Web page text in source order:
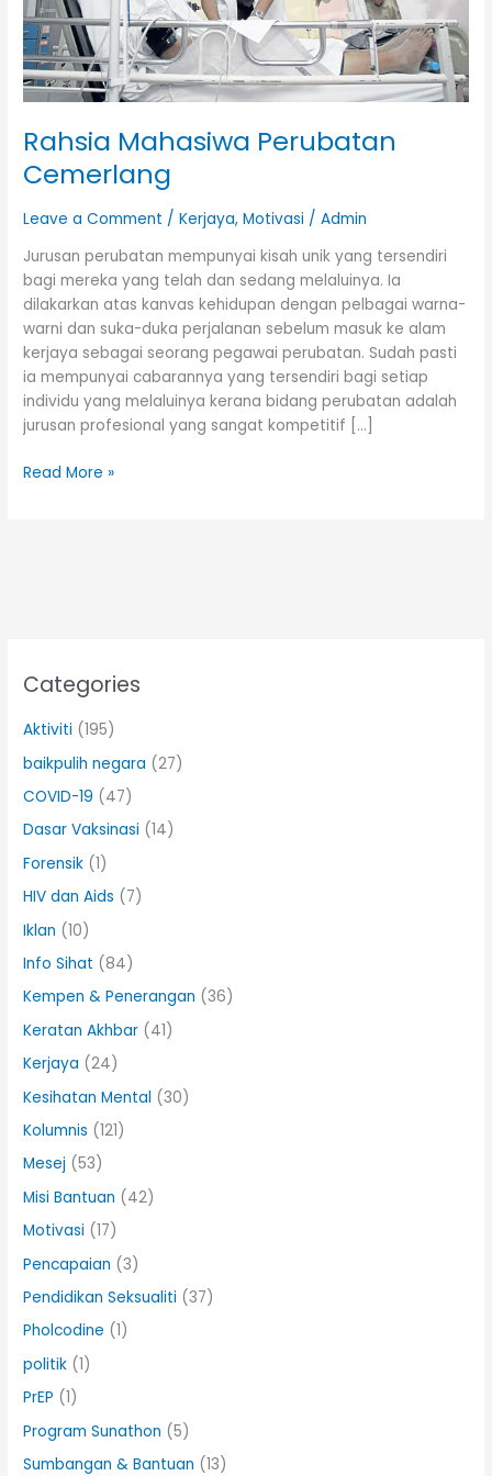
Rahsia Mahasiwa Perubatan
Cemerlang
Leave a Comment /Kerjaya,Motivasi /Admin
Jurusan perubatan mempunyai kisah unik yang tersendiri
bagi mereka yang telah dan sedang melaluinya. Ia
dilakarkan atas kanvas kehidupan dengan pelbagai warna-
warni dan suka-duka perjalanan sebelum masuk ke alam
kerjaya sebagai seorang pegawai perubatan. Sudah pasti
ia mempunyai cabarannya yang tersendiri bagi setiap
individu yang melaluinya kerana bidang perubatan adalah
jurusan profesional yang sangat kompetitif […]
Read More »
Categories
Aktiviti (195)
baikpulih negara (27)
COVID-19 (47)
Dasar Vaksinasi (14)
Forensik (1)
HIV dan Aids (7)
Iklan (10)
Info Sihat (84)
Kempen & Penerangan (36)
Keratan Akhbar (41)
Kerjaya (24)
Kesihatan Mental (30)
Kolumnis (121)
Mesej (53)
Misi Bantuan (42)
Motivasi (17)
Pencapaian (3)
Pendidikan Seksualiti (37)
Pholcodine (1)
politik (1)
PrEP (1)
Program Sunathon (5)
Sumbangan & Bantuan (13)